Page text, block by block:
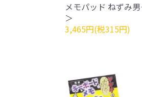
メモパッド ねずみ
＞
3,465円(税315円)